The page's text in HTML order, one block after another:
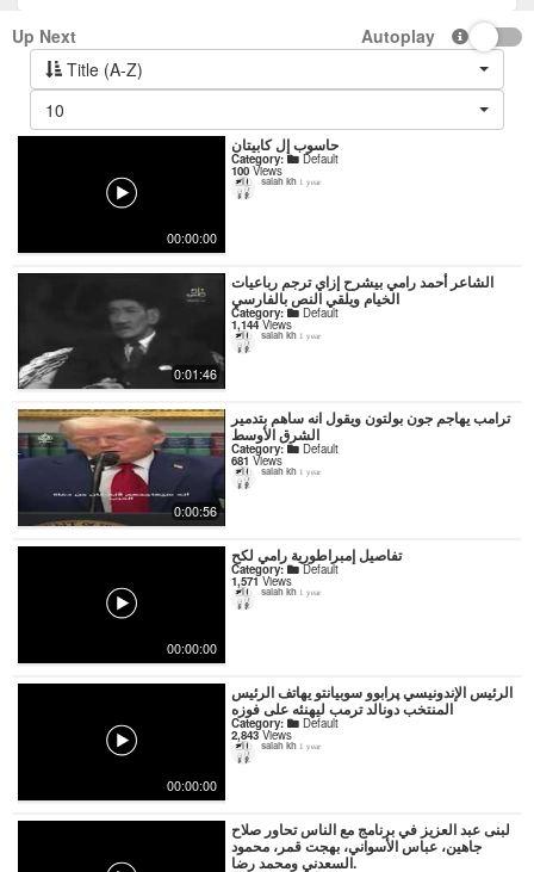
Up Next
Autoplay
Title (A-Z)
10
00:00:00
حاسوب إل كابيتان
Category: Default
100 Views
salah kh 1 year
0:01:46
‏الشاعر أحمد رامي بيشرح إزاي ترجم رباعيات
الخيام ويلقي النص بالفارسي
Category: Default
1,144Views
salah kh 1 year
0:00:56
ترامب يهاجم جون بولتون ويقول انه ساهم بتدمير
الشرق الأوسط
Category: Default
681 Views
salah kh 1 year
00:00:00
تفاصيل إمبراطورية رامي لكح
Category: Default
1,571Views
salah kh 1 year
00:00:00
الرئيس الإندونيسي پرابوو سوبيانتو يهاتف الرئيس
المنتخب دونالد ترمب ليهنئه على فوزه
Category: Default
2,843Views
salah kh 1 year
لبنى عبد العزيز في برنامج مع الناس تحاور صلاح
جاهين، عباس الأسواني، بهجت قمر، محمود
السعدني ومحمد رضا.